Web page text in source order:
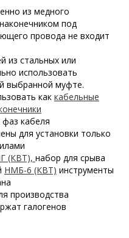
из медного
под
провода не входит
из стальных или
использовать
выбранной муфте.
как кабельные
кабеля
для установки только
(КВТ), набор для срыва
НМБ-6 (КВТ) инструменты
производства
галогенов